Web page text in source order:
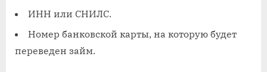
ИНН или СНИЛС.
Номер банковской карты, на которую будет
переведен займ.